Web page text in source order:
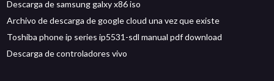
Descarga de samsung galxy x86 iso
Archivo de descarga de google cloud una vez que existe
Toshiba phone ip series ip5531-sdl manual pdf download
Descarga de controladores vivo